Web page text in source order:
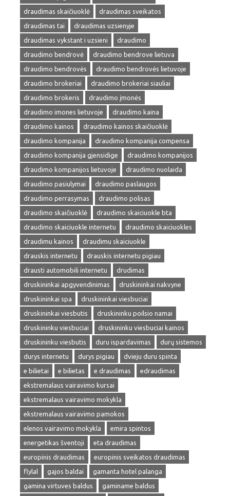
draudimas skaičiuoklė
draudimas sveikatos
draudimas tai
draudimas uzsienyje
draudimas vykstant i uzsieni
draudimo
draudimo bendrovė
draudimo bendrove lietuva
draudimo bendrovės
draudimo bendrovės lietuvoje
draudimo brokeriai
draudimo brokeriai siauliai
draudimo brokeris
draudimo įmonės
draudimo imones lietuvoje
draudimo kaina
draudimo kainos
draudimo kainos skaičiuoklė
draudimo kompanija
draudimo kompanija compensa
draudimo kompanija gjensidige
draudimo kompanijos
draudimo kompanijos lietuvoje
draudimo nuolaida
draudimo pasiulymai
draudimo paslaugos
draudimo perrasymas
draudimo polisas
draudimo skaičiuoklė
draudimo skaiciuokle bta
draudimo skaiciuokle internetu
draudimo skaiciuokles
draudimu kainos
draudimu skaiciuokle
drauskis internetu
drauskis internetu pigiau
drausti automobili internetu
drudimas
druskininkai apgyvendinimas
druskininkai nakvyne
druskininkai spa
druskininkai viesbuciai
druskininkai viesbutis
druskininku poilsio namai
druskininku viesbuciai
druskininku viesbuciai kainos
druskininku viesbutis
duru ispardavimas
durų sistemos
durys internetu
durys pigiau
dvieju duru spinta
e bilietai
e bilietas e draudimas
edraudimas
ekstremalaus vairavimo kursai
ekstremalaus vairavimo mokykla
ekstremalaus vairavimo pamokos
elenos vairavimo mokykla
emira spintos
energetikas šventoji
eta draudimas
europinis draudimas
europinis sveikatos draudimas
flylal
gajos baldai
gamanta hotel palanga
gamina virtuves baldus
gaminame baldus